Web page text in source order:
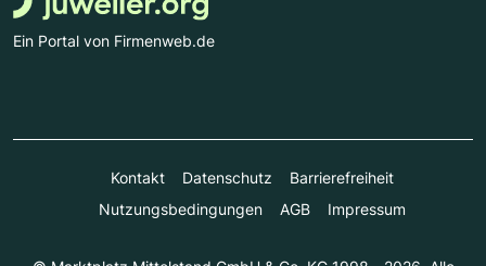
Ein Portal von Firmenweb.de
Kontakt Datenschutz
Barrierefreiheit
Nutzungsbedingungen
AGB Impressum